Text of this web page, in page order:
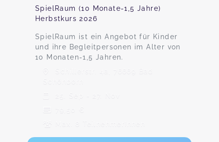
SpielRaum (10 Monate-1,5 Jahre)
Herbstkurs 2026
SpielRaum ist ein Angebot für Kinder
und ihre Begleitpersonen im Alter von
10 Monaten-1,5 Jahren.
Schillerstr. 4a, 76669 Bad
Schönborn
25. Sep - 27. Nov
79,50 €
Max. 8 TeilnehmerInnen